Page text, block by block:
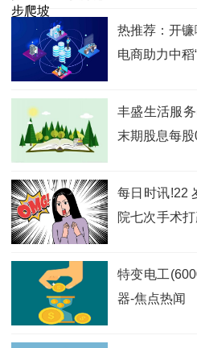
热推荐：开镰
电商助力中稻
丰盛生活服
末期股息每
每日时讯!22
院七次手术
特变电工
器-焦点热闻